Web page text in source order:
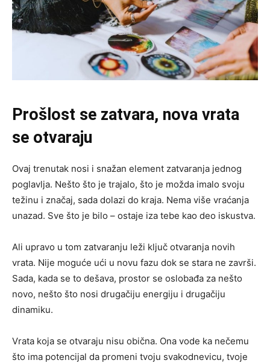
Prošlost se zatvara, nova vrata
se otvaraju
Ovaj trenutak nosi i snažan element zatvaranja jednog
poglavlja. Nešto što je trajalo, što je možda imalo svoju
težinu i značaj, sada dolazi do kraja. Nema više vraćanja
unazad. Sve što je bilo – ostaje iza tebe kao deo iskustva.
Ali upravo u tom zatvaranju leži ključ otvaranja novih
vrata. Nije moguće ući u novu fazu dok se stara ne završi.
Sada, kada se to dešava, prostor se oslobađa za nešto
novo, nešto što nosi drugačiju energiju i drugačiju
dinamiku.
Vrata koja se otvaraju nisu obična. Ona vode ka nečemu
što ima potencijal da promeni tvoju svakodnevicu, tvoje